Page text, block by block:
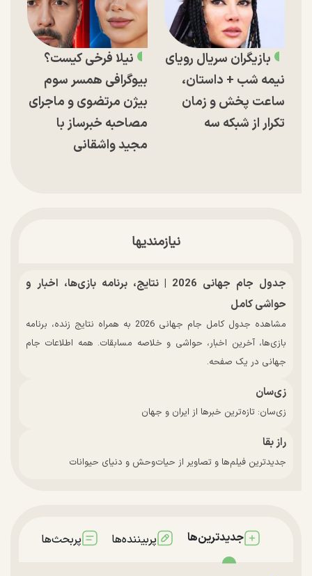
بازیگران سریال رویای
نیمه شب + داستان،
ساعت پخش و زمان
تکرار از شبکه سه
نیلا فرخی کیست؟
بیوگرافی همسر سوم
بیژن مرتضوی و ماجرای
مصاحبه خبرساز با
مجید واشقانی
نیازمندیها
جدول جام جهانی 2026 | نتایج، برنامه بازی‌ها، اخبار و
حواشی کامل
مشاهده جدول کامل جام جهانی 2026 به همراه نتایج زنده، برنامه
بازی‌ها، آخرین اخبار، حواشی و خلاصه مسابقات. همه اطلاعات جام
جهانی در یک صفحه.
زی‌سان
زی‌سان: تازه‌ترین خبرها از ایران و جهان
راز بقا
جدیدترین فیلم‌ها و تصاویر از حیات‌وحش و دنیای حیوانات
جدیدترین‌ها پربیننده‌ها پربحث‌ها